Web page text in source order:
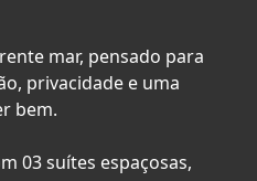
mar, pensado para
privacidade e uma
bem.
03 suítes espaçosas,